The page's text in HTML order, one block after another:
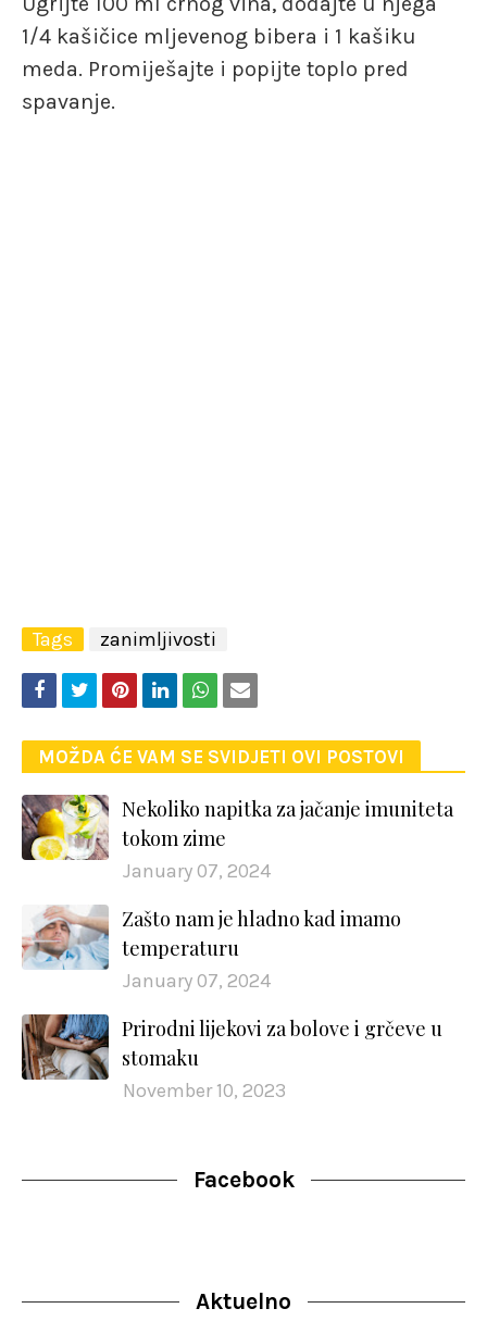
1/4 kašičice mljevenog bibera i 1 kašiku
meda. Promiješajte i popijte toplo pred
spavanje.
Tags zanimljivosti
MOŽDA ĆE VAM SE SVIDJETI OVI POSTOVI
Nekoliko napitka za jačanje imuniteta
tokom zime
January 07, 2024
Zašto nam je hladno kad imamo
temperaturu
January 07, 2024
Prirodni lijekovi za bolove i grčeve u
stomaku
November 10, 2023
Facebook
Aktuelno